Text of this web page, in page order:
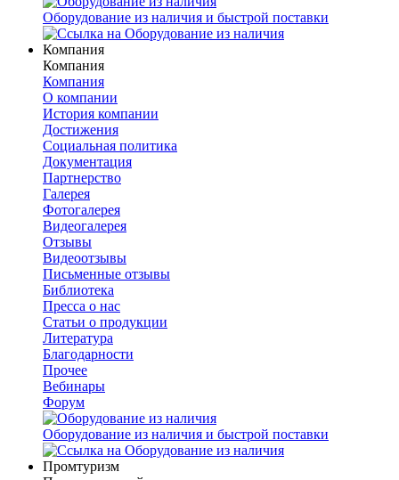
Оборудование из наличия и быстрой поставки
Компания
Компания
Компания
О компании
История компании
Достижения
Социальная политика
Документация
Партнерство
Галерея
Фотогалерея
Видеогалерея
Отзывы
Видеоотзывы
Письменные отзывы
Библиотека
Пресса о нас
Статьи о продукции
Литература
Благодарности
Прочее
Вебинары
Форум
Оборудование из наличия и быстрой поставки
Промтуризм